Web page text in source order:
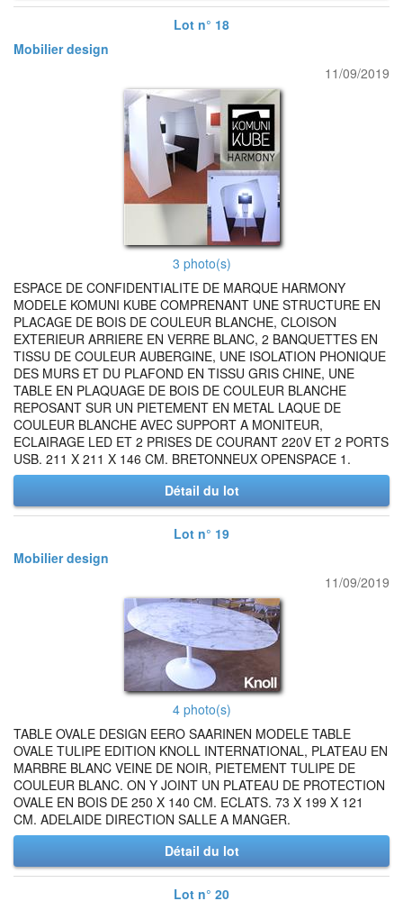
Lot n° 18
Mobilier design
11/09/2019
3 photo(s)
ESPACE DE CONFIDENTIALITE DE MARQUE HARMONY
MODELE KOMUNI KUBE COMPRENANT UNE STRUCTURE EN
PLACAGE DE BOIS DE COULEUR BLANCHE, CLOISON
EXTERIEUR ARRIERE EN VERRE BLANC, 2 BANQUETTES EN
TISSU DE COULEUR AUBERGINE, UNE ISOLATION PHONIQUE
DES MURS ET DU PLAFOND EN TISSU GRIS CHINE, UNE
TABLE EN PLAQUAGE DE BOIS DE COULEUR BLANCHE
REPOSANT SUR UN PIETEMENT EN METAL LAQUE DE
COULEUR BLANCHE AVEC SUPPORT A MONITEUR,
ECLAIRAGE LED ET 2 PRISES DE COURANT 220V ET 2 PORTS
USB. 211 X 211 X 146 CM. BRETONNEUX OPENSPACE 1.
Détail du lot
Lot n° 19
Mobilier design
11/09/2019
4 photo(s)
TABLE OVALE DESIGN EERO SAARINEN MODELE TABLE
OVALE TULIPE EDITION KNOLL INTERNATIONAL, PLATEAU EN
MARBRE BLANC VEINE DE NOIR, PIETEMENT TULIPE DE
COULEUR BLANC. ON Y JOINT UN PLATEAU DE PROTECTION
OVALE EN BOIS DE 250 X 140 CM. ECLATS. 73 X 199 X 121
CM. ADELAIDE DIRECTION SALLE A MANGER.
Détail du lot
Lot n° 20